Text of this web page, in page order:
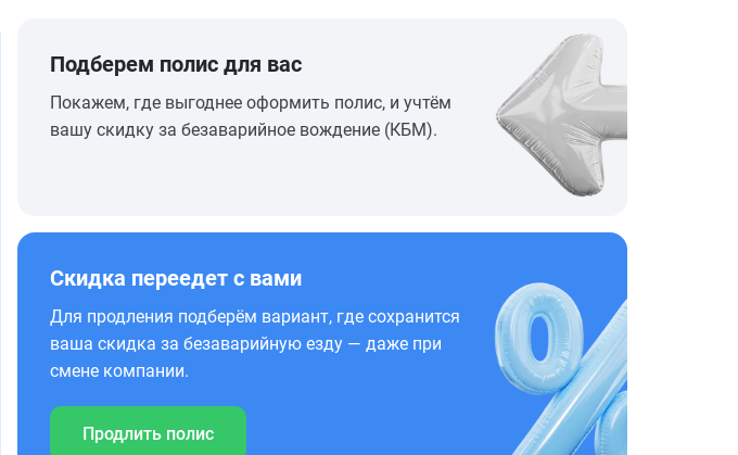
Подберем полис для вас
Покажем, где выгоднее оформить полис, и учтём
вашу скидку за безаварийное вождение (КБМ).
Скидка переедет с вами
Для продления подберём вариант, где сохранится
ваша скидка за безаварийную езду — даже при
смене компании.
Продлить полис